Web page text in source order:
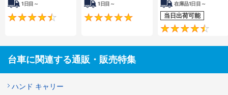
1日目～
4.5
1日目～
5
在庫品1日目～
当日出荷可能
台車に関連する通販・販売特集
ハンド キャリー